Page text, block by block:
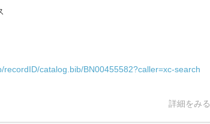
もしろなあ。
recordID/catalog.bib/BN00455582?caller=xc-search
詳細をみる